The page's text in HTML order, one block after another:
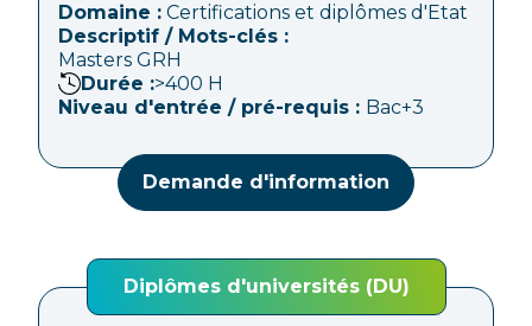
Domaine : Certifications et diplômes d'Etat
Descriptif / Mots-clés :
Masters GRH
Durée :>400 H
Niveau d'entrée / pré-requis : Bac+3
Demande d'information
Diplômes d'universités (DU)